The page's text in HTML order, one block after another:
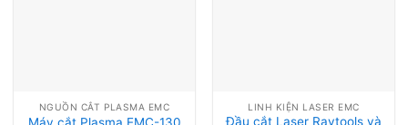
NGUỒN CẮT PLASMA EMC LINH KIỆN LASER EMC
Đầu cắt Laser Raytools và